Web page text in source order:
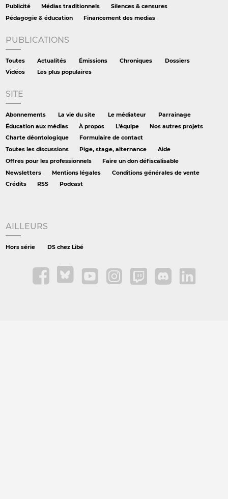
Publicité
Médias traditionnels
Silences & censures
Pédagogie & éducation
Financement des medias
PUBLICATIONS
Toutes Actualités Émissions Chroniques
Dossiers
Vidéos
Les plus populaires
SITE
Abonnements La vie du site Le médiateur
Parrainage
Éducation aux médias
À propos L'équipe
Nos autres projets
Charte déontologique
Formulaire de contact
Toutes les discussions
Pige, stage, alternance
Aide
Offres pour les professionnels
Faire un don défiscalisable
Newsletters
Mentions légales
Conditions générales de vente
Crédits
RSS Podcast
AILLEURS
Hors série DS chez Libé